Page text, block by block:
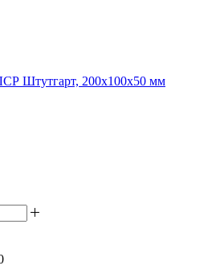
Штутгарт, 200x100x50 мм